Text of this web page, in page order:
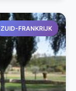
ZUID-FRANKRIJK